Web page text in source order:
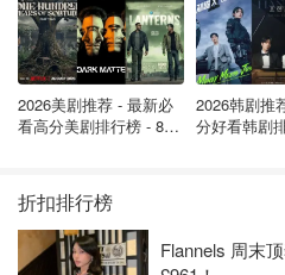
2026美剧推荐 - 最新必
看高分美剧排行榜 - 8月
2026韩剧推
分好看韩剧
折扣排行榜
Flannels 周末